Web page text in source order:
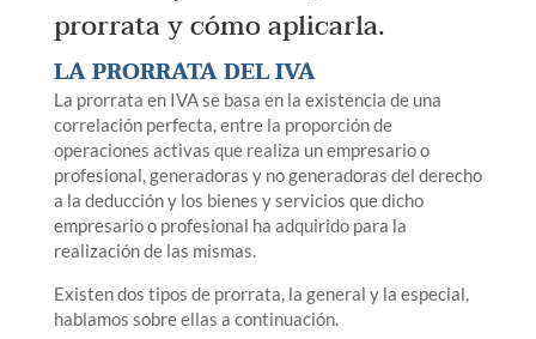
prorrata y cómo aplicarla.
LA PRORRATA DEL IVA
La prorrata en IVA se basa en la existencia de una
correlación perfecta, entre la proporción de
operaciones activas que realiza un empresario o
profesional, generadoras y no generadoras del derecho
a la deducción y los bienes y servicios que dicho
empresario o profesional ha adquirido para la
realización de las mismas.
Existen dos tipos de prorrata, la general y la especial,
hablamos sobre ellas a continuación.